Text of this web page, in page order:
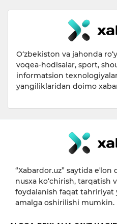
O‘zbekiston va jahonda
voqea-hodisalar, sport,
informatsion
yangiliklaridan doimo
“Xabardor.uz” saytida
nusxa ko‘chirish, tarqatish
foydalanish faqat tahririyat
amalga oshirilishi mumkin.